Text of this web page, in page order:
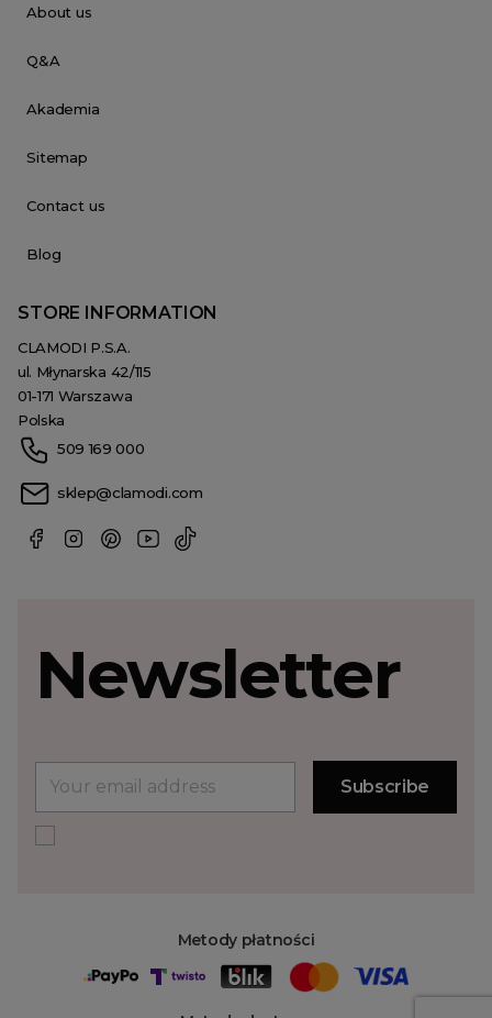
About us
Q&A
Akademia
Sitemap
Contact us
Blog
STORE INFORMATION
CLAMODI P.S.A.
ul. Młynarska 42/115
01-171 Warszawa
Polska
509 169 000
sklep@clamodi.com
Metody płatności
Newsletter